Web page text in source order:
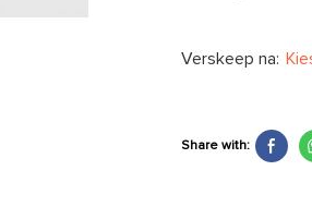
Verskeep na:
Share with: